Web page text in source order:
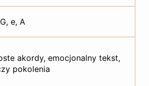
e, A
akordy, emocjonalny tekst,
pokolenia